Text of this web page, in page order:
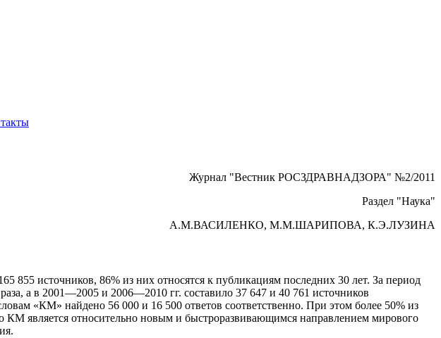
Журнал "Вестник РОСЗДРАВНАДЗОРА" №2/2011
Раздел "Наука"
А.М.ВАСИЛЕНКО, М.М.ШАРИПОВА, К.Э.ЛУЗИНА
855 источников, 86% из них относятся к публикациям последних 30 лет. За период
а в 2001—2005 и 2006—2010 гг. составило 37 647 и 40 761 источников
«КМ» найдено 56 000 и 16 500 ответов соответственно. При этом более 50% из
является относительно новым и быстроразвивающимся направлением мирового